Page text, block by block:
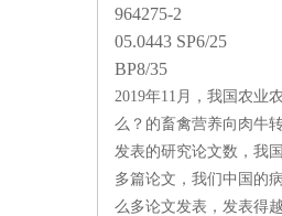
964275-2
05.0443 SP6/25
BP8/35
2019年11月，我国农业
么？的畜禽营养向肉牛
发表的研究论文数，我
多篇论文，我们中国的
么多论文发表，发表得